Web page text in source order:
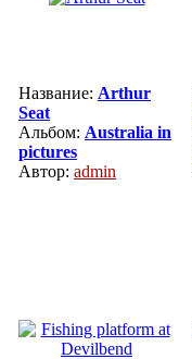
Название: Arthur
Seat
Альбом: Australia in
pictures
Автор: admin